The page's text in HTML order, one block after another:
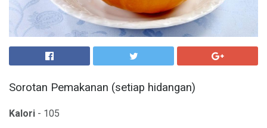
Sorotan Pemakanan (setiap hidangan)
Kalori - 105